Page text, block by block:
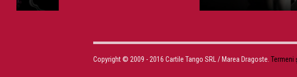
Copyright © 2009 - 2016 Cartile Tango SRL / Marea Dragoste. Termeni